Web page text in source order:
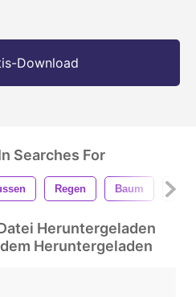
Download
Searches For
Regen Baum
Heruntergeladen
Heruntergeladen